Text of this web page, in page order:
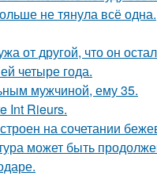
не тянула всё одна.
от другой, что он
четыре года.
мужчиной, ему 35.
Int Rieurs.
на сочетании
может быть